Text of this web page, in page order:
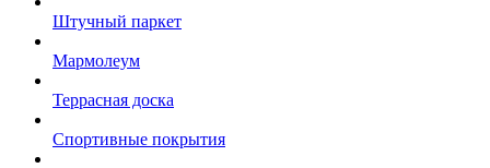
Штучный паркет
Мармолеум
Террасная доска
Спортивные покрытия